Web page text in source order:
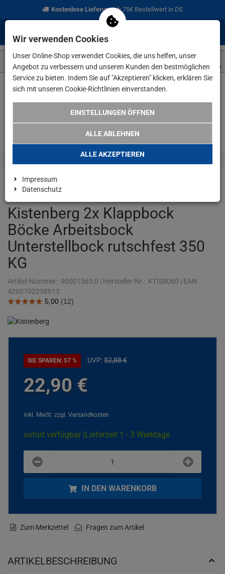
Kostenlose Lieferungab 75€ Bestellwert in DE
Kistenberg 2x Klappbock
Böcke Arbeitsbock
Unterstellbock rutschfest 350
KG
Artikel-Nummer: 90001563;0 | Hersteller-Nr.: KTIS8060 | EAN:
4260702238613
SIE SPAREN: 57 % UVP:52,88€
22,90 €
inkl. MwSt. zzgl. Versandkosten
sofort verfügbar |Lieferzeit 1 - 3 Werktage
minus
IN DEN WARENKORB
Zum Merkzettel Fragen zum Artikel
ARTIKELBESCHREIBUNG
Wir verwenden Cookies
Unser Online-Shop verwendet Cookies, die uns helfen, unser
Angebot zu verbessern und unseren Kunden den bestmöglichen
Service zu bieten. Indem Sie auf "Akzeptieren" klicken, erklären Sie
sich mit unseren Cookie-Richtlinien einverstanden.
EINSTELLUNGEN ÖFFNEN
ALLE ABLEHNEN
ALLE AKZEPTIEREN
Impressum
Datenschutz